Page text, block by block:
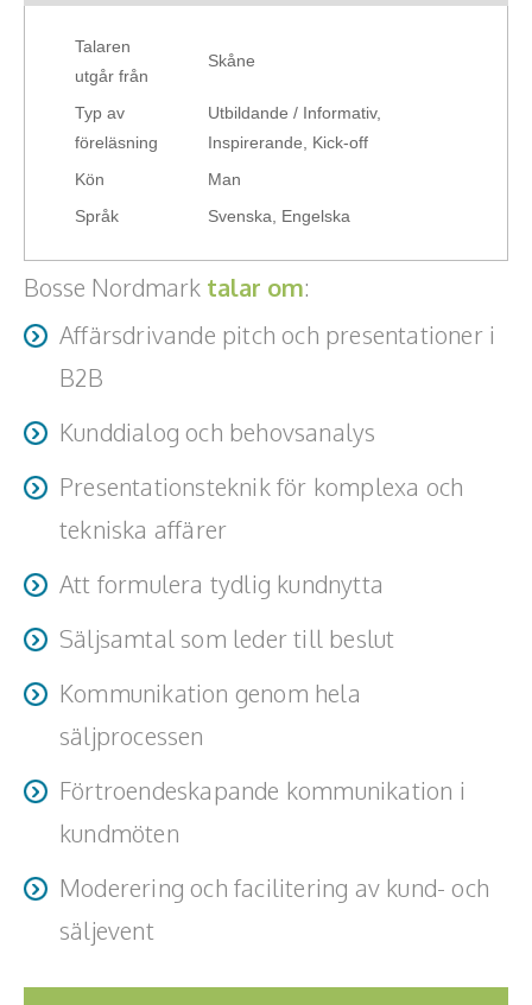
Hälsa, friskvård
Innovation, kreativitet, entreprenörskap,
intraprenörskap
Kommunikation och media
Ledarskap, medarbetarskap, HR
Miljö, hållbar utveckling
Målsättning, motivation, attityd
Omvärld, politik, juridik
Företagsledare
Idrottare och äventyrare
Kända musiker
Skådespelare
Talaren
utgår från
Skåne
Typ av
föreläsning
Utbildande / Informativ,
Inspirerande, Kick-off
Kön
Man
Språk
Svenska, Engelska
Bosse Nordmark talar om:
Affärsdrivande pitch och presentationer i
B2B
Kunddialog och behovsanalys
Presentationsteknik för komplexa och
tekniska affärer
Att formulera tydlig kundnytta
Säljsamtal som leder till beslut
Kommunikation genom hela
säljprocessen
Förtroendeskapande kommunikation i
kundmöten
Moderering och facilitering av kund- och
säljevent